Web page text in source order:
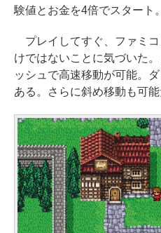
験値とお金を4倍でスタート。
プレイしてすぐ、ファミ
けではないことに気づいた
ッシュで高速移動が可能。
ある。さらに斜め移動も可能